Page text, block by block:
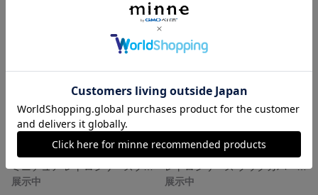
ミニチュア レトロシリーズブックストラップ イエロー花柄Ⅰ
展示中
レトロシリーズ ブックカバー イエロー 花柄
展示中